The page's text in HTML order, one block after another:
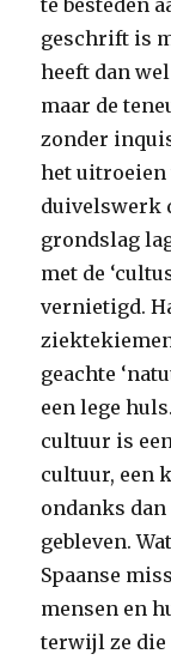
te besteden
geschrift is
heeft dan
maar de
zonder
het uitroeien
duivelswerk
grondslag
met de
vernietigd.
geachte
een lege
cultuur is
cultuur, een
ondanks
gebleven.
Spaanse
mensen en
terwijl ze die